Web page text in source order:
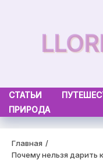
СТАТЬИ
ПРИРОДА
Главная
Почему нельзя дарить